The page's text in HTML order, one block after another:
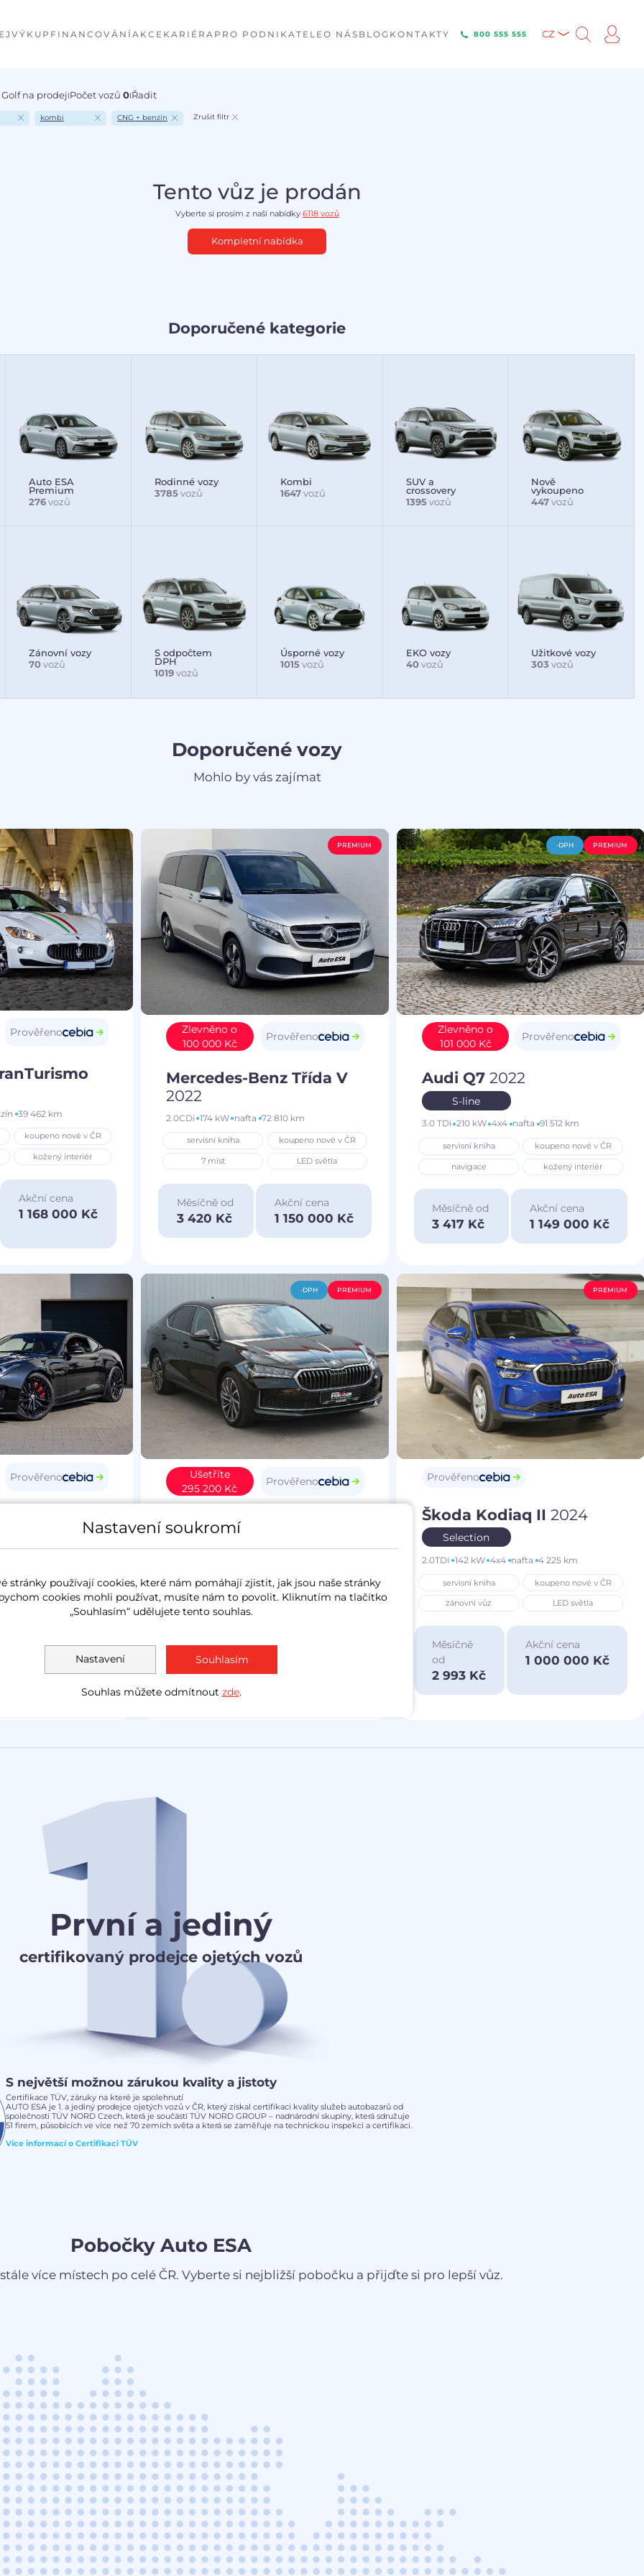
VÝKUP FINANCOVÁNÍAKCE KARIÉRA PRO PODNIKATELE O NÁS BLOG KONTAKTY 800 555 555 CZ
na prodejIPočet vozů 0IŘadit
kombi CNG + benzín Zrušit filtr
Tento vůz je prodán
Vyberte si prosím z naší nabídky 6118 vozů
Kompletní nabídka
Doporučené kategorie
Auto ESA
Premium
276 vozů
Rodinné vozy
3785 vozů
Kombi
1647vozů
SUV a
crossovery
1395vozů
Nově
vykoupeno
447 vozů
Zánovní vozy
70 vozů
S odpočtem
DPH
1019 vozů
Úsporné vozy
1015vozů
EKO vozy
40vozů
Užitkové vozy
303 vozů
Doporučené vozy
Mohlo by vás zajímat
Prověřeno
39 462 km
koupeno nové v ČR
kožený interiér
Akční cena
1 168 000 Kč
PREMIUM
Zlevněno o
100 000 Kč
Prověřeno
Mercedes-Benz Třída V
2022
2.0CDi 174 kW nafta 72 810 km
servisní kniha koupeno nové v ČR
7 míst LED světla
Měsíčně od
3 420 Kč
Akční cena
1 150 000 Kč
-DPH PREMIUM
Zlevněno o
101 000 Kč
Prověřeno
Audi Q7 2022
S-line
3.0 TDi 210 kW 4x4 nafta 91 512 km
servisní kniha koupeno nové v ČR
navigace kožený interiér
Měsíčně od
3 417 Kč
Akční cena
1 149 000 Kč
Prověřeno
panorama
-DPH PREMIUM
Ušetříte
295 200 Kč
Prověřeno
Škoda Superb IV
L&K
koupeno nové v ČR zánovní vůz
LED světla
Měsíčně
PREMIUM
Prověřeno
Škoda Kodiaq II 2024
Selection
2.0TDI 142 kW 4x4 nafta 4 225 km
servisní kniha koupeno nové v ČR
zánovní vůz LED světla
Měsíčně
od
2 993 Kč
Akční cena
1 000 000 Kč
První a jediný
certifikovaný prodejce ojetých vozů
S největší možnou zárukou kvality a jistoty
Certifikace TÜV, záruky na které je spolehnutí
AUTO ESA je 1. a jediný prodejce ojetých vozů v ČR, který získal certifikaci kvality služeb autobazarů od
společnosti TÜV NORD Czech, která je součástí TÜV NORD GROUP – nadnárodní skupiny, která sdružuje
51 firem, působících ve více než 70 zemích světa a která se zaměřuje na technickou inspekci a certifikaci.
Více informací o Certifikaci TÜV
Pobočky Auto ESA
více místech po celé ČR. Vyberte si nejbližší pobočku a přijďte si pro lepší vůz.
Nastavení soukromí
stránky používají cookies, které nám pomáhají zjistit, jak jsou naše stránky
cookies mohli používat, musíte nám to povolit. Kliknutím na tlačítko
„Souhlasím“ udělujete tento souhlas.
Nastavení Souhlasím
Souhlas můžete odmítnout zde.